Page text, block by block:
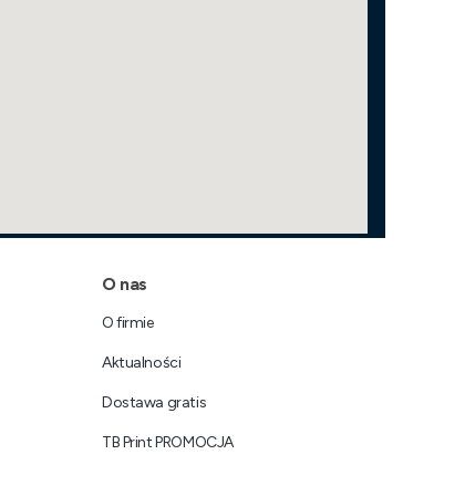
O nas
O firmie
Aktualności
Dostawa gratis
TB Print PROMOCJA